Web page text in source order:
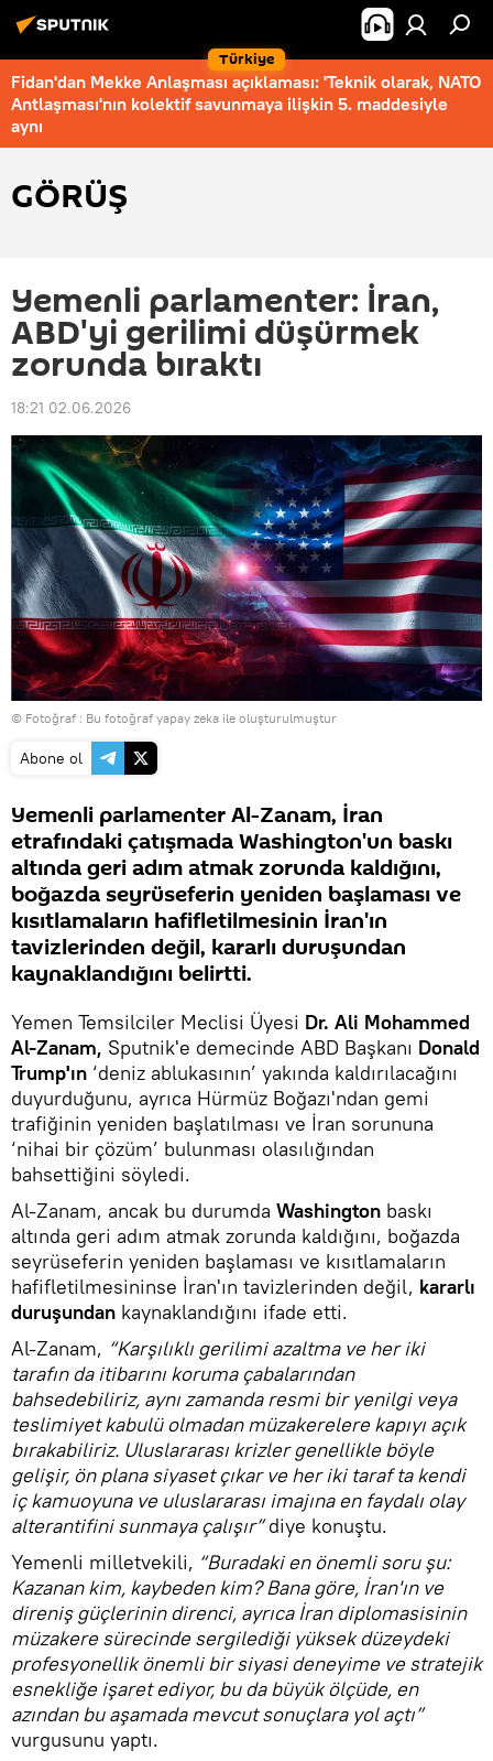
Türkiye
Fidan'dan Mekke Anlaşması açıklaması: 'Teknik olarak, NATO
Antlaşması'nın kolektif savunmaya ilişkin 5. maddesiyle
aynı
GÖRÜŞ
Yemenli parlamenter: İran,
ABD'yi gerilimi düşürmek
zorunda bıraktı
18:21 02.06.2026
© Fotoğraf : Bu fotoğraf yapay zeka ile oluşturulmuştur
Abone ol
Yemenli parlamenter Al-Zanam, İran
etrafındaki çatışmada Washington'un baskı
altında geri adım atmak zorunda kaldığını,
boğazda seyrüseferin yeniden başlaması ve
kısıtlamaların hafifletilmesinin İran'ın
tavizlerinden değil, kararlı duruşundan
kaynaklandığını belirtti.
Yemen Temsilciler Meclisi Üyesi Dr. Ali Mohammed
Al-Zanam, Sputnik'e demecinde ABD Başkanı Donald
Trump'ın ‘deniz ablukasının’ yakında kaldırılacağını
duyurduğunu, ayrıca Hürmüz Boğazı'ndan gemi
trafiğinin yeniden başlatılması ve İran sorununa
‘nihai bir çözüm’ bulunması olasılığından
bahsettiğini söyledi.
Al-Zanam, ancak bu durumda Washington baskı
altında geri adım atmak zorunda kaldığını, boğazda
seyrüseferin yeniden başlaması ve kısıtlamaların
hafifletilmesininse İran'ın tavizlerinden değil, kararlı
duruşundan kaynaklandığını ifade etti.
Al-Zanam, “Karşılıklı gerilimi azaltma ve her iki
tarafın da itibarını koruma çabalarından
bahsedebiliriz, aynı zamanda resmi bir yenilgi veya
teslimiyet kabulü olmadan müzakerelere kapıyı açık
bırakabiliriz. Uluslararası krizler genellikle böyle
gelişir, ön plana siyaset çıkar ve her iki taraf ta kendi
iç kamuoyuna ve uluslararası imajına en faydalı olay
alterantifini sunmaya çalışır”diye konuştu.
Yemenli milletvekili, “Buradaki en önemli soru şu:
Kazanan kim, kaybeden kim? Bana göre, İran'ın ve
direniş güçlerinin direnci, ayrıca İran diplomasisinin
müzakere sürecinde sergilediği yüksek düzeydeki
profesyonellik önemli bir siyasi deneyime ve stratejik
esnekliğe işaret ediyor, bu da büyük ölçüde, en
azından bu aşamada mevcut sonuçlara yol açtı”
vurgusunu yaptı.